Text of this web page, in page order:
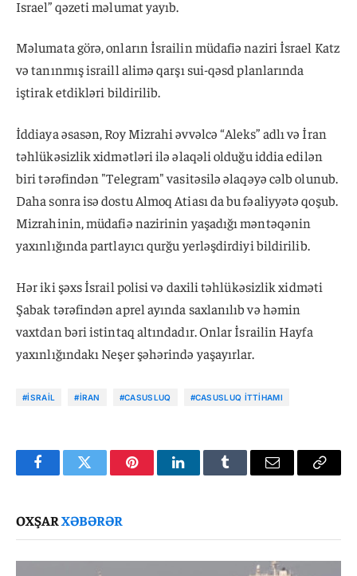
Israel” qəzeti məlumat yayıb.
Məlumata görə, onların İsrailin müdafiə naziri İsrael Katz
və tanınmış israill alimə qarşı sui-qəsd planlarında
iştirak etdikləri bildirilib.
İddiaya əsasən, Roy Mizrahi əvvəlcə “Aleks” adlı və İran
təhlükəsizlik xidmətləri ilə əlaqəli olduğu iddia edilən
biri tərəfindən "Telegram" vasitəsilə əlaqəyə cəlb olunub.
Daha sonra isə dostu Almoq Atiası da bu fəaliyyətə qoşub.
Mizrahinin, müdafiə nazirinin yaşadığı məntəqənin
yaxınlığında partlayıcı qurğu yerləşdirdiyi bildirilib.
Hər iki şəxs İsrail polisi və daxili təhlükəsizlik xidməti
Şabak tərəfindən aprel ayında saxlanılıb və həmin
vaxtdan bəri istintaq altındadır. Onlar İsrailin Hayfa
yaxınlığındakı Neşer şəhərində yaşayırlar.
#İSRAIL #İRAN #CASUSLUQ #CASUSLUQ ITTIHAMI
FacebookTwitter PinterestLinkedInTumblr Email
Copy
OXŞARXƏBƏRƏR